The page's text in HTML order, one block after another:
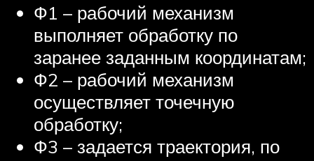
Ф1 – рабочий механизм
выполняет обработку по
заранее заданным координатам;
Ф2 – рабочий механизм
осуществляет точечную
обработку;
Ф3 – задается траектория, по